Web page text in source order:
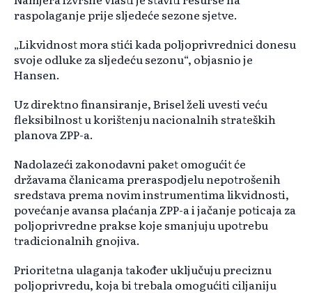
raspolaganje prije sljedeće sezone sjetve.
„Likvidnost mora stići kada poljoprivrednici donesu
svoje odluke za sljedeću sezonu“, objasnio je
Hansen.
Uz direktno finansiranje, Brisel želi uvesti veću
fleksibilnost u korištenju nacionalnih strateških
planova ZPP-a.
Nadolazeći zakonodavni paket omogućit će
državama članicama preraspodjelu nepotrošenih
sredstava prema novim instrumentima likvidnosti,
povećanje avansa plaćanja ZPP-a i jačanje poticaja za
poljoprivredne prakse koje smanjuju upotrebu
tradicionalnih gnojiva.
Prioritetna ulaganja također uključuju preciznu
poljoprivredu, koja bi trebala omogućiti ciljaniju